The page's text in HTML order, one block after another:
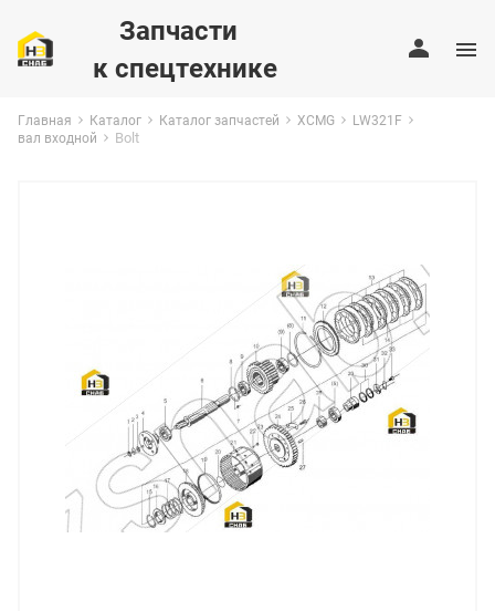
Запчасти
к спецтехнике
Главная Каталог Каталог запчастей XCMG
LW321F
вал входной
Bolt